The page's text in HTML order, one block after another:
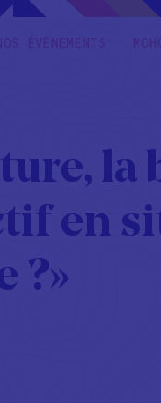
ÉVÉNEMENTS
en
?»